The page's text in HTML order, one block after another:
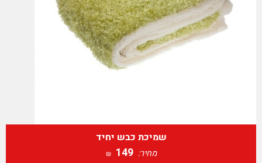
שמיכת כבש יחיד
מחיר: 149
₪